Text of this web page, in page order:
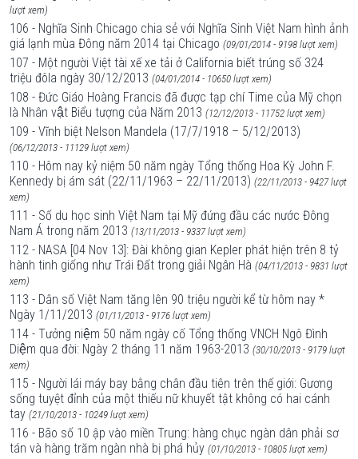
lượt xem)
106 - Nghĩa Sinh Chicago chia sẻ với Nghĩa Sinh Việt Nam hình ảnh
giá lạnh mùa Đông năm 2014 tại Chicago (09/01/2014 - 9198 lượt xem)
107 - Một người Việt tài xế xe tải ở California biết trúng số 324
triệu đôla ngày 30/12/2013 (04/01/2014 - 10650 lượt xem)
108 - Đức Giáo Hoàng Francis đã được tạp chí Time của Mỹ chọn
là Nhân vật Biểu tượng của Năm 2013 (12/12/2013 - 11752 lượt xem)
109 - Vĩnh biệt Nelson Mandela (17/7/1918 – 5/12/2013)
(06/12/2013 - 11129 lượt xem)
110 - Hôm nay kỷ niệm 50 năm ngày Tổng thống Hoa Kỳ John F.
Kennedy bị ám sát (22/11/1963 – 22/11/2013) (22/11/2013 - 9427 lượt
xem)
111 - Số du học sinh Việt Nam tại Mỹ đứng đầu các nước Đông
Nam Á trong năm 2013 (13/11/2013 - 9337 lượt xem)
112 - NASA [04 Nov 13]: Đài không gian Kepler phát hiện trên 8 tỷ
hành tinh giống như Trái Đất trong giải Ngân Hà (04/11/2013 - 9831 lượt
xem)
113 - Dân số Việt Nam tăng lên 90 triệu người kể từ hôm nay *
Ngày 1/11/2013 (01/11/2013 - 9176 lượt xem)
114 - Tưởng niệm 50 năm ngày cố Tổng thống VNCH Ngô Đình
Diệm qua đời: Ngày 2 tháng 11 năm 1963-2013 (30/10/2013 - 9179 lượt
xem)
115 - Người lái máy bay bằng chân đầu tiên trên thế giới: Gương
sống tuyệt đỉnh của một thiếu nữ khuyết tật không có hai cánh
tay (21/10/2013 - 10249 lượt xem)
116 - Bão số 10 ập vào miền Trung: hàng chục ngàn dân phải sơ
tán và hàng trăm ngàn nhà bị phá hủy (01/10/2013 - 10805 lượt xem)